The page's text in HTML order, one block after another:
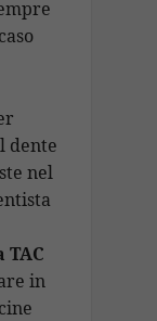
dente
nel
in